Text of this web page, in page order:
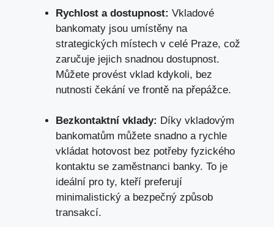
Rychlost a dostupnost: Vkladové
bankomaty jsou umístěny na
strategických místech v celé Praze, což
zaručuje jejich snadnou dostupnost.
Můžete provést vklad kdykoli, bez
nutnosti čekání ve frontě na přepážce.
Bezkontaktní vklady: Díky vkladovým
bankomatům můžete snadno a rychle
vkládat hotovost bez potřeby fyzického
kontaktu se zaměstnanci banky. To je
ideální pro ty, kteří preferují
minimalistický a bezpečný způsob
transakcí.